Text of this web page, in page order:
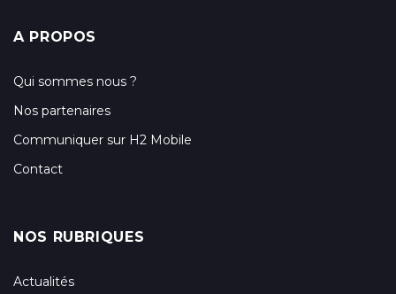
A PROPOS
Qui sommes nous ?
Nos partenaires
Communiquer sur H2 Mobile
Contact
NOS RUBRIQUES
Actualités